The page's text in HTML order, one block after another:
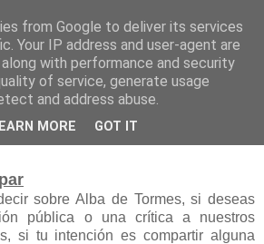
Alba?
sobre Alba de Tormes, si deseas
pública o una crítica a nuestros
si tu intención es compartir alguna
from Google to deliver its services
Your IP address and user-agent are
with performance and security
of service, generate usage
and address abuse.
MORE GOT IT